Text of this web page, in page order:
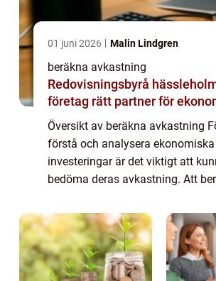
01 juni 2026 Malin Lindgren
beräkna avkastning
Redovisningsbyrå hässleholm så
företag rätt partner för
Översikt av beräkna avkastning
förstå och analysera ekonomiska
investeringar är det viktigt att
bedöma deras avkastning. Att
process och utgör grunden för
informerade beslut. Denna...